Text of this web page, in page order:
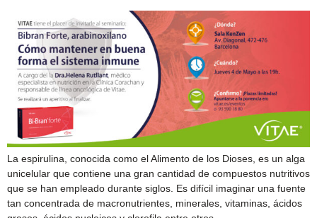
La espirulina, conocida como el Alimento de los Dioses, es un alga
unicelular que contiene una gran cantidad de compuestos nutritivos
que se han empleado durante siglos. Es difícil imaginar una fuente
tan concentrada de macronutrientes, minerales, vitaminas, ácidos